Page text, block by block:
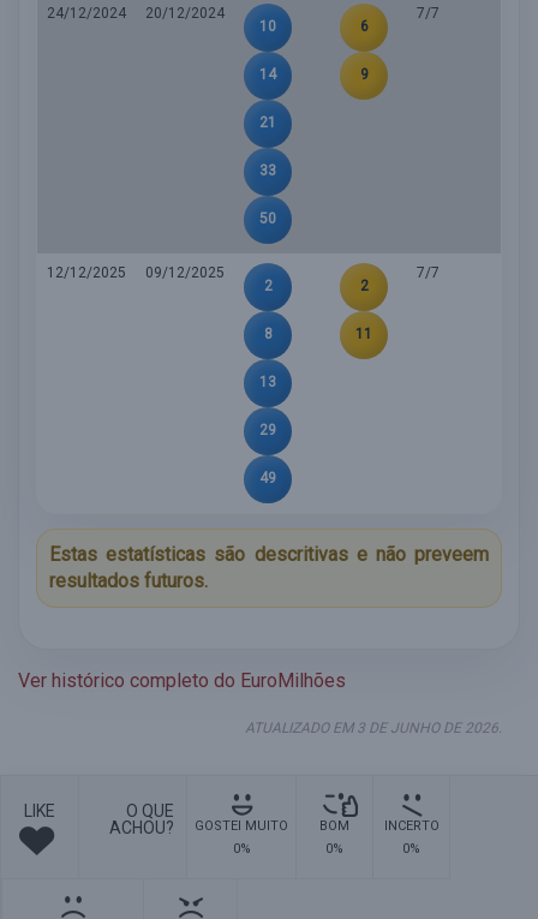
24/12/2024
20/12/2024
10
14
21
33
50
6
9
7/7
12/12/2025
09/12/2025
2
8
13
29
49
2
11
7/7
Estas estatísticas são descritivas e não preveem
resultados futuros.
Ver histórico completo do EuroMilhões
ATUALIZADO EM 3 DE JUNHO DE 2026.
LIKE
O QUE
ACHOU?
GOSTEI MUITO
0%
BOM
0%
INCERTO
0%